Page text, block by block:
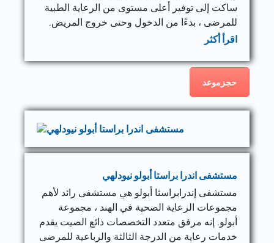
ساكت إلى توفير أعلى مستوى من الرعاية الطبية
للمرضى ، بدءًا من الدخول وحتى خروج المريض.
اقرأ أكثر
حجزموعد
مستشفى اندرا براستا أبولو نيودلهي
مستشفى إندرابراسثا أبولو هي مستشفى رائد لأهم
مجموعات الرعاية الصحية في الهند ، مجموعة
أبولو. إنه مرفق متعدد التخصصات ذائع الصيت يقدم
خدمات رعاية من الدرجة الثالثة والرباعية للمرضى